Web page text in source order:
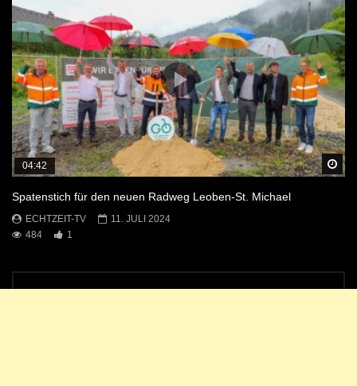
04:42
Spatenstich für den neuen Radweg Leoben-St. Michael
ECHTZEIT-TV
11. JULI 2024
484
1